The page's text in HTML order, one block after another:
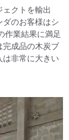
クトを輸出
のお客様はシ
作業結果に満足
完成品の木炭ブ
非常に大きい